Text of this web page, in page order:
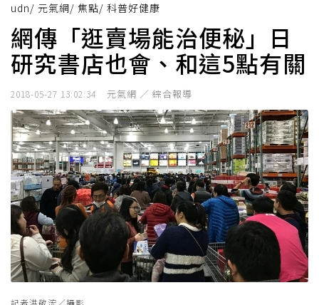
udn/ 元氣網/ 焦點/ 科普好健康
網傳「逛賣場能治便秘」日
研究書店也會、和這5點有關
2018-05-27 13:02:34 元氣網 ／ 綜合報導
記者洪敬浤／攝影